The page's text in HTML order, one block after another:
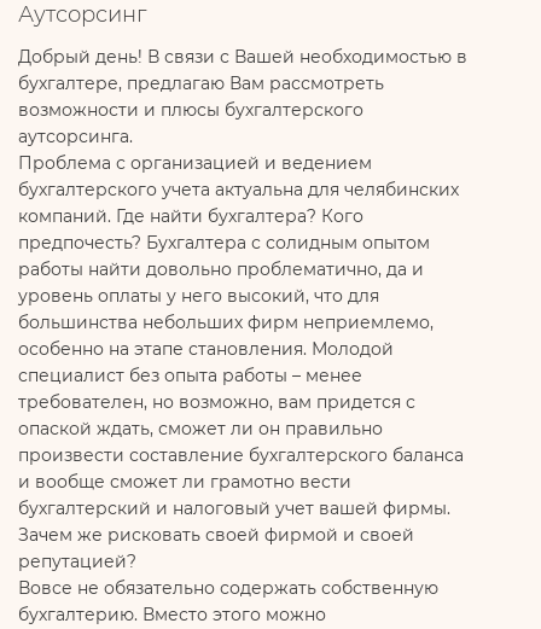
Аутсорсинг
Добрый день! В связи с Вашей необходимостью в
бухгалтере, предлагаю Вам рассмотреть
возможности и плюсы бухгалтерского
аутсорсинга.
Проблема с организацией и ведением
бухгалтерского учета актуальна для челябинских
компаний. Где найти бухгалтера? Кого
предпочесть? Бухгалтера с солидным опытом
работы найти довольно проблематично, да и
уровень оплаты у него высокий, что для
большинства небольших фирм неприемлемо,
особенно на этапе становления. Молодой
специалист без опыта работы – менее
требователен, но возможно, вам придется с
опаской ждать, сможет ли он правильно
произвести составление бухгалтерского баланса
и вообще сможет ли грамотно вести
бухгалтерский и налоговый учет вашей фирмы.
Зачем же рисковать своей фирмой и своей
репутацией?
Вовсе не обязательно содержать собственную
бухгалтерию. Вместо этого можно